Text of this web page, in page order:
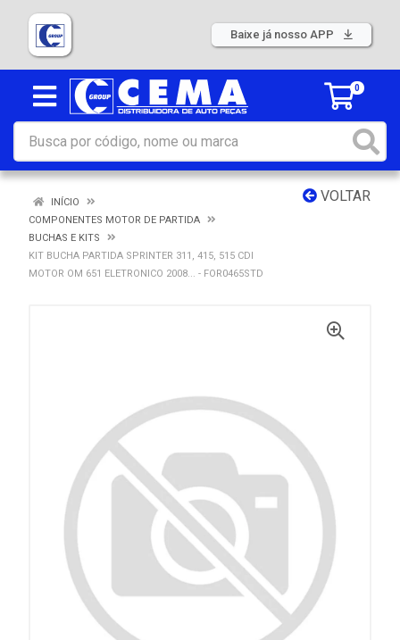
Baixe já nosso APP
0
VOLTAR
INÍCIO
COMPONENTES MOTOR DE PARTIDA
BUCHAS E KITS
KIT BUCHA PARTIDA SPRINTER 311, 415, 515 CDI
MOTOR OM 651 ELETRONICO 2008... - FOR0465STD